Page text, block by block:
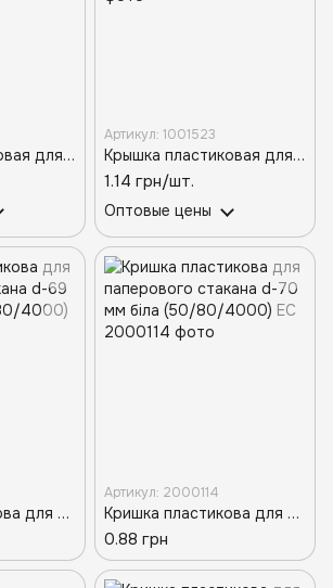
Крышка пластиковая для бумажного стакана D-90 мм белая (50/40/2000) ЕС
Артикул: 1001523
Крышка пластиковая для бумажного стакана D-91 мм белая (50/40/2000) ЕС
1.14 грн/шт.
Оптовые цены
Кришка пластикова для паперового стакана d-69 мм ЄС біла (50/80/4000)
Артикул: 2000114
Кришка пластикова для паперового стакана d-70 мм біла (50/80/4000) ЕС
0.88 грн